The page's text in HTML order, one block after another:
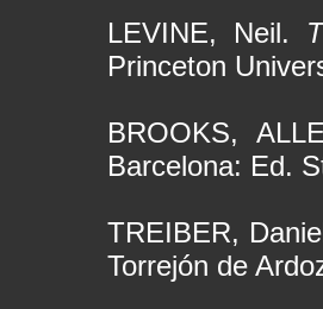
LEVINE, Neil.
Princeton
BROOKS,
Barcelona: Ed.
TREIBER,
Torrejón de